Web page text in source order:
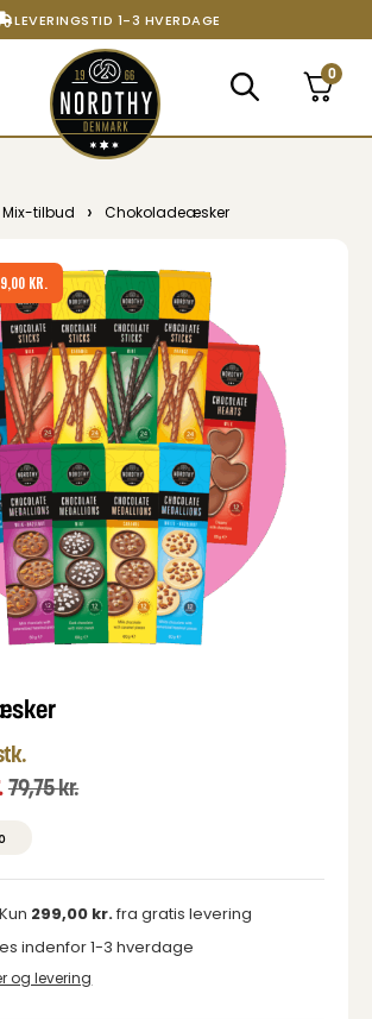
LEVERINGSTID 1-3 HVERDAGE
FRAGT FRA 299,- TIL PAKKESHOP
STORT UDVALG AF ALT DET BEDSTE
0
Mix-tilbud › Chokoladeæsker
KR.
79,75kr.
299,00 kr.fra gratis levering
indenfor 1-3 hverdage
og levering